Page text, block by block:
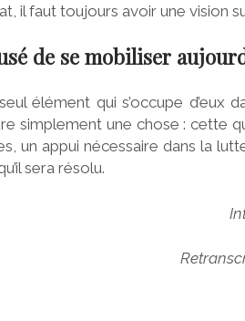
il faut toujours avoir une vision
de se mobiliser
élément qui s’occupe d’eux
simplement une chose : cette
un appui nécessaire dans la
sera résolu.